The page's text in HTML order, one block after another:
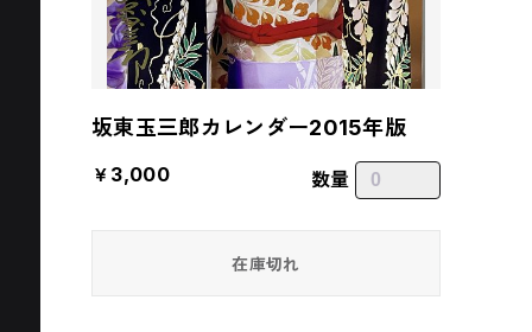
坂東玉三郎カレンダー2015年版
￥3,000 数量
在庫切れ